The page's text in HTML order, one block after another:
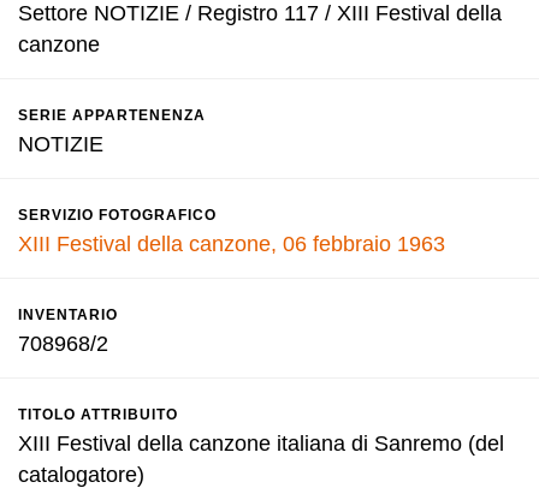
Settore NOTIZIE / Registro 117 / XIII Festival della
canzone
SERIE APPARTENENZA
NOTIZIE
SERVIZIO FOTOGRAFICO
XIII Festival della canzone, 06 febbraio 1963
INVENTARIO
708968/2
TITOLO ATTRIBUITO
XIII Festival della canzone italiana di Sanremo (del
catalogatore)